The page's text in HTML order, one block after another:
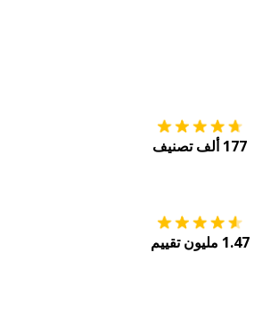
177 ألف تصنيف
1.47 مليون تقييم